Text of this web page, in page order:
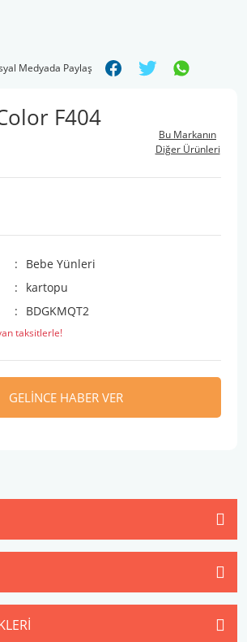
Medyada Paylaş
F404
Bu Markanın
Diğer Ürünleri
Bebe Yünleri
kartopu
BDGKMQT2
taksitlerle!
GELİNCE HABER VER